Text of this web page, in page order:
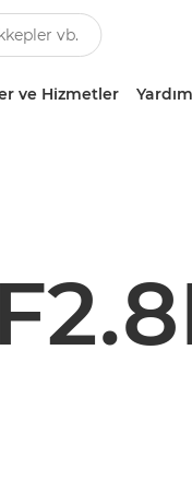
ve Hizmetler